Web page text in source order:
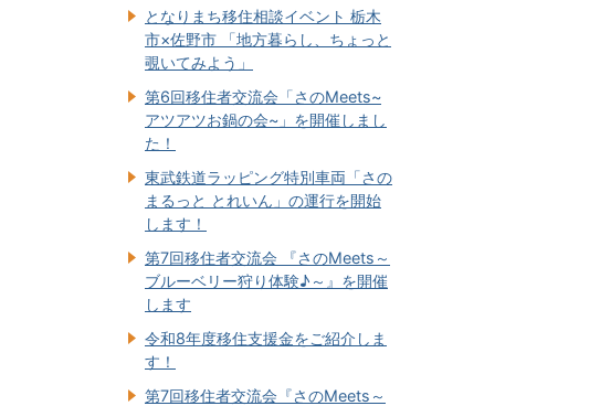
となりまち移住相談イベント 栃木
市×佐野市 「地方暮らし、ちょっと
覗いてみよう」
第6回移住者交流会「さのMeets~
アツアツお鍋の会~」を開催しまし
た！
東武鉄道ラッピング特別車両「さの
まるっと とれいん」の運行を開始
します！
第7回移住者交流会 『さのMeets～
ブルーベリー狩り体験♪～』を開催
します
令和8年度移住支援金をご紹介しま
す！
第7回移住者交流会『さのMeets～